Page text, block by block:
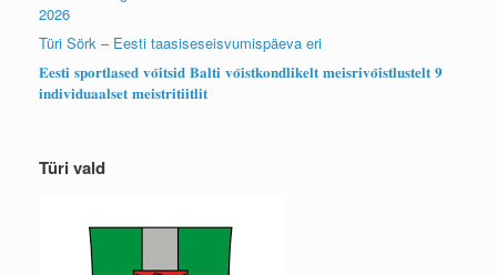
2026
Türi Sörk – Eesti taasiseseisvumispäeva eri
𝐄𝐞𝐬𝐭𝐢 𝐬𝐩𝐨𝐫𝐭𝐥𝐚𝐬𝐞𝐝 𝐯𝐨̃𝐢𝐭𝐬𝐢𝐝 𝐁𝐚𝐥𝐭𝐢 𝐯𝐨̃𝐢𝐬𝐭𝐤𝐨𝐧𝐝𝐥𝐢𝐤𝐞𝐥𝐭 𝐦𝐞𝐢𝐬𝐫𝐢𝐯𝐨̃𝐢𝐬𝐭𝐥𝐮𝐬𝐭𝐞𝐥𝐭 𝟗
𝐢𝐧𝐝𝐢𝐯𝐢𝐝𝐮𝐚𝐚𝐥𝐬𝐞𝐭 𝐦𝐞𝐢𝐬𝐭𝐫𝐢𝐭𝐢𝐢𝐭𝐥𝐢𝐭
Türi vald